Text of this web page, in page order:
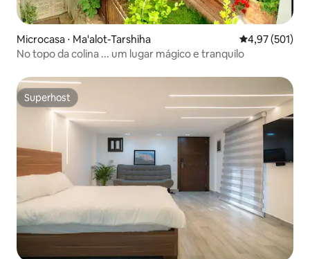
Microcasa ⋅ Ma'alot-Tarshiha 4,97 de uma
4,97 (501)
No topo da colina ... um lugar mágico e tranquilo
Superhost
Superhost